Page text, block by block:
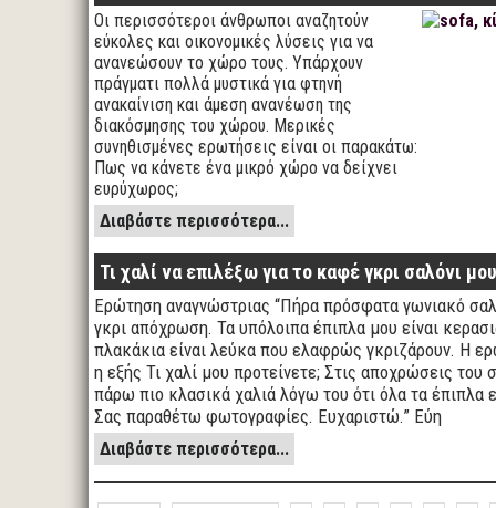
Οι περισσότεροι άνθρωποι αναζητούν
εύκολες και οικονομικές λύσεις για να
ανανεώσουν το χώρο τους. Υπάρχουν
πράγματι πολλά μυστικά για φτηνή
ανακαίνιση και άμεση ανανέωση της
διακόσμησης του χώρου. Mερικές
συνηθισμένες ερωτήσεις είναι οι παρακάτω:
Πως να κάνετε ένα μικρό χώρο να δείχνει
ευρύχωρος;
Διαβάστε περισσότερα...
Τι χαλί να επιλέξω για το καφέ γκρι σαλόνι
Ερώτηση αναγνώστριας “Πήρα πρόσφατα γωνιακό
γκρι απόχρωση. Τα υπόλοιπα έπιπλα μου είναι
πλακάκια είναι λεύκα που ελαφρώς γκριζάρουν. Η
η εξής Τι χαλί μου προτείνετε; Στις αποχρώσεις του
πάρω πιο κλασικά χαλιά λόγω του ότι όλα τα έπιπλα
Σας παραθέτω φωτογραφίες. Ευχαριστώ.” Εύη
Διαβάστε περισσότερα...